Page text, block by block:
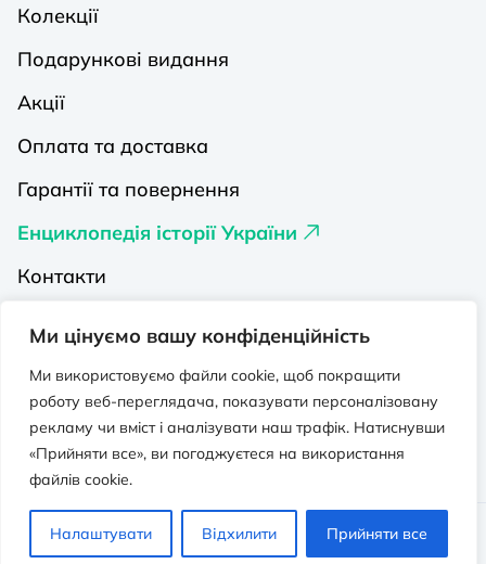
Ми цінуємо вашу конфіденційність
Ми використовуємо файли cookie, щоб покращити
роботу веб-переглядача, показувати персоналізовану
рекламу чи вміст і аналізувати наш трафік. Натиснувши
«Прийняти все», ви погоджуєтеся на використання
файлів cookie.
Налаштувати Відхилити Прийняти все
Колекції
Подарункові видання
Акції
Оплата та доставка
Гарантії та повернення
Енциклопедія історії України
Контакти
Видавництва на Порталі
Політика конфіденційності
Публічна оферта
Видавничо-освітній проєкт “Портал”.
Всі права захищено. © 2026 - 2026